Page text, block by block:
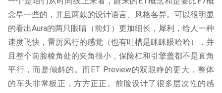
念早一些的，并且两款的设计语言、风格各异。可以很明显
的看出Aura的两只眼睛（前灯）更加细长，犀利，给人一种
速度飞快，雷厉风行的感觉（也有吐槽是眯眯眼哈哈），并
且整个前脸棱角处的夹角很小，保险杠和引擎盖都不是直角
平行，而是倾斜的。而ET Preview的双眼睁的更大，整体
的车头非常板正，方方正正。前脸设计了很多层次性的感